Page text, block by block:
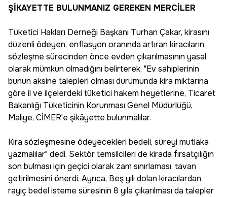
ŞİKAYETTE BULUNMANIZ GEREKEN MERCİLER
Tüketici Hakları Derneği Başkanı Turhan Çakar, kirasını
düzenli ödeyen, enflasyon oranında artıran kiracıların
sözleşme sürecinden önce evden çıkarılmasının yasal
olarak mümkün olmadığını belirterek, "Ev sahiplerinin
bunun aksine talepleri olması durumunda kira miktarına
göre il ve ilçelerdeki tüketici hakem heyetlerine, Ticaret
Bakanlığı Tüketicinin Korunması Genel Müdürlüğü,
Maliye, CİMER'e şikâyette bulunmalılar.
Kira sözleşmesine ödeyecekleri bedeli, süreyi mutlaka
yazmalılar" dedi. Sektör temsilcileri de kirada fırsatçılığın
son bulması için geçici olarak zam sınırlaması, tavan
getirilmesini önerdi. Ayrıca, Beş yılı dolan kiracılardan
rayiç bedel isteme süresinin 8 yıla çıkarılması da talepler